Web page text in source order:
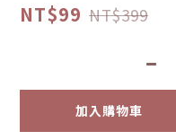
NT$99 NT$399
加入購物車